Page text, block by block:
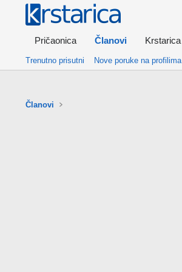
Pričaonica Članovi Krstarica
Trenutno prisutni Nove poruke na profilima
Članovi